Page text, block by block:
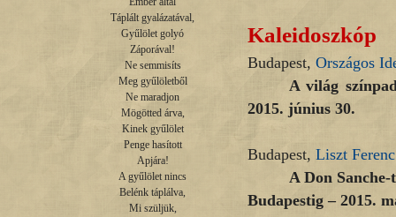
Táplált gyalázatával,
Gyűlölet golyó
Záporával!
Ne semmisíts
Meg gyűlöletből
Ne maradjon
Mögötted árva,
Kinek gyűlölet
Penge hasított
Apjára!
A gyűlölet nincs
Belénk táplálva,
Mi szüljük,
Kaleidoszkóp
Budapest, Országos
A világ
2015. június 30.
Budapest, Liszt
A Don
Budapestig – 2015.